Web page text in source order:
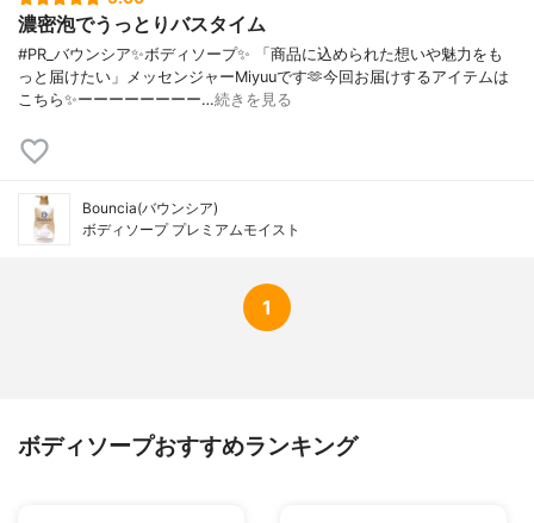
濃密泡でうっとりバスタイム
#PR_バウンシア✨ボディソープ✨ 「商品に込められた想いや魅力をも
っと届けたい」メッセンジャーMiyuuです🫶今回お届けするアイテムは
こちら✨ーーーーーーーー…続きを見る
Bouncia(バウンシア)
ボディソープ プレミアムモイスト
1
ボディソープおすすめランキング